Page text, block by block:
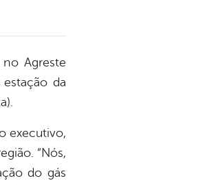
Agreste
da
executivo,
“Nós,
do gás